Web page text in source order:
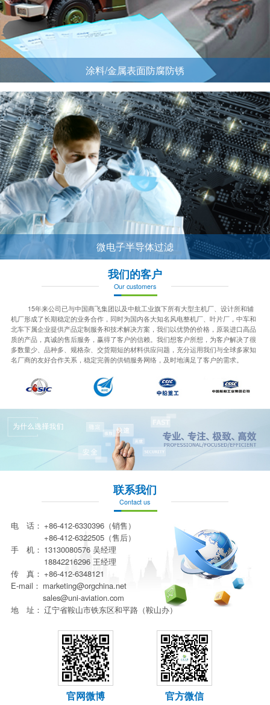
涂料/金属表面防腐防锈
微电子半导体过滤
我们的客户
Our customers
15年来公司已与中国商飞集团以及中航工业旗下所有大型主机厂、设计所和辅
机厂形成了长期稳定的业务合作，同时为国内各大知名风电整机厂、叶片厂，中车和
北车下属企业提供产品定制服务和技术解决方案，我们以优势的价格，原装进口高品
质的产品，真诚的售后服务，赢得了客户的信赖。我们想客户所想，为客户解决了很
多数量少、品种多、规格杂、交货期短的材料供应问题，充分运用我们与全球多家知
名厂商的友好合作关系，稳定完善的供销服务网络，及时地满足了客户的需求。
联系我们
Contact us
电 话： +86-412-6330396（销售）
+86-412-6322505（售后）
手 机： 13130080576 吴经理
18842216296 王经理
传 真： +86-412-6348121
E-mail： marketing@orgchina.net
sales@uni-aviation.com
地 址： 辽宁省鞍山市铁东区和平路（鞍山办）
官网微博 官方微信